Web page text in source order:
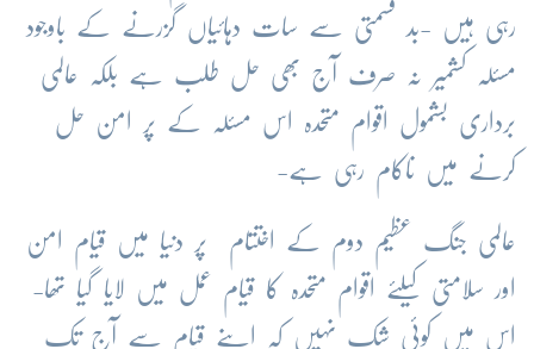
رہی ہیں -بد قسمتی سے سات دہائیاں گزرنے کے باوجود
مسئلہ کشمیر نہ صرف آج بھی حل طلب ہے بلکہ عالمی
برداری بشمول اقوام متحدہ اس مسئلہ کے پر امن حل
کرنے میں ناکام رہی ہے-
عالمی جنگ عظیم دوم کے اختتام پر دنیا میں قیام امن
اور سلامتی کیلئے اقوام متحدہ کا قیام عمل میں لایا گیا تھا-
اس میں کوئی شک نہیں کہ اپنے قیام سے آج تک